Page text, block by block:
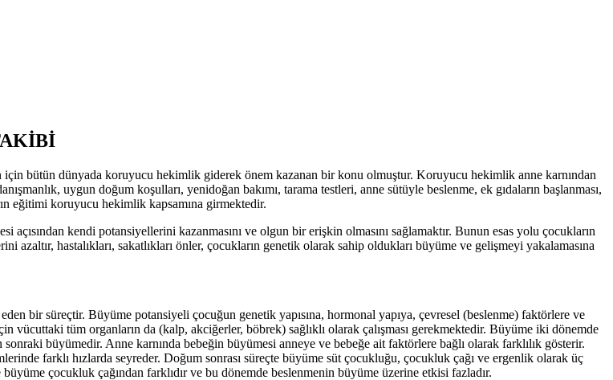
bütün dünyada koruyucu hekimlik giderek önem kazanan bir konu olmuştur. Koruyucu hekimlik anne karnından
uygun doğum koşulları, yenidoğan bakımı, tarama testleri, anne sütüyle beslenme, ek gıdaların başlanması,
eğitimi koruyucu hekimlik kapsamına girmektedir.
açısından kendi potansiyellerini kazanmasını ve olgun bir erişkin olmasını sağlamaktır. Bunun esas yolu çocukların
hastalıkları, sakatlıkları önler, çocukların genetik olarak sahip oldukları büyüme ve gelişmeyi yakalamasına
bir süreçtir. Büyüme potansiyeli çocuğun genetik yapısına, hormonal yapıya, çevresel (beslenme) faktörlere ve
vücuttaki tüm organların da (kalp, akciğerler, böbrek) sağlıklı olarak çalışması gerekmektedir. Büyüme iki dönemde
büyümedir. Anne karnında bebeğin büyümesi anneye ve bebeğe ait faktörlere bağlı olarak farklılık gösterir.
farklı hızlarda seyreder. Doğum sonrası süreçte büyüme süt çocukluğu, çocukluk çağı ve ergenlik olarak üç
çocukluk çağından farklıdır ve bu dönemde beslenmenin büyüme üzerine etkisi fazladır.